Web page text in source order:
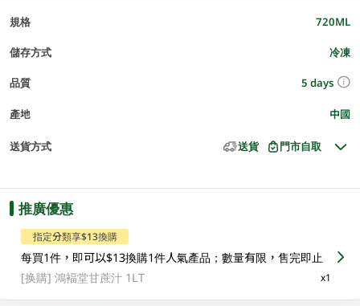
規格 720ML
儲存方式 冷凍
品質 5 days
產地 中國
送貨方式 送貨 門市自取
推廣優惠
指定分類享$13換購
每買1件，即可以$13換購1件人氣產品；數量有限，售完即止
[换購]鴻褔堂甘蔗汁 1LT x1